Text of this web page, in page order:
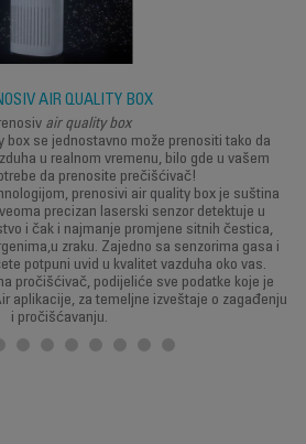
AIR QUALITY BOX
air quality box
box se jednostavno može prenositi tako da
u realnom vremenu, bilo gde u vašem
da prenosite prečišćivač!
prenosivi air quality box je suština
precizan laserski senzor detektuje u
i čak i najmanje promjene sitnih čestica,
zraku. Zajedno sa senzorima gasa i
potpuni uvid u kvalitet vazduha oko vas.
pročišćivač, podijeliće sve podatke koje je
aplikacije, za temeljne izveštaje o zagađenju
i pročišćavanju.